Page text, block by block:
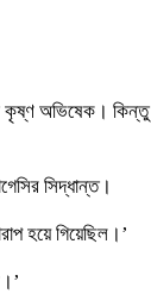
অভিষেক। কিন্তু
সিদ্ধান্ত।
হয়ে গিয়েছিল।’